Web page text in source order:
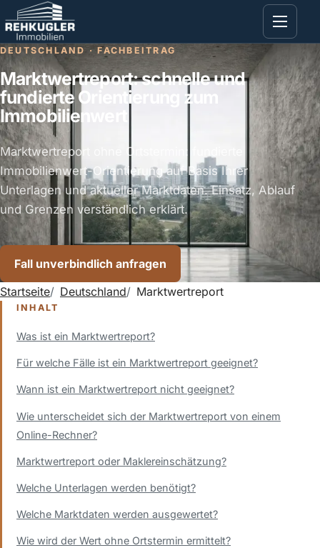
DEUTSCHLAND · FACHBEITRAG
Marktwertreport: schnelle und
fundierte Orientierung zum
Immobilienwert
Marktwertreport ohne Ortstermin: fundierte
Immobilienwert-Orientierung auf Basis Ihrer
Unterlagen und aktueller Marktdaten. Einsatz, Ablauf
und Grenzen verständlich erklärt.
Fall unverbindlich anfragen
Startseite
Deutschland Marktwertreport
INHALT
Was ist ein Marktwertreport?
Für welche Fälle ist ein Marktwertreport geeignet?
Wann ist ein Marktwertreport nicht geeignet?
Wie unterscheidet sich der Marktwertreport von einem
Online-Rechner?
Marktwertreport oder Maklereinschätzung?
Welche Unterlagen werden benötigt?
Welche Marktdaten werden ausgewertet?
Wie wird der Wert ohne Ortstermin ermittelt?